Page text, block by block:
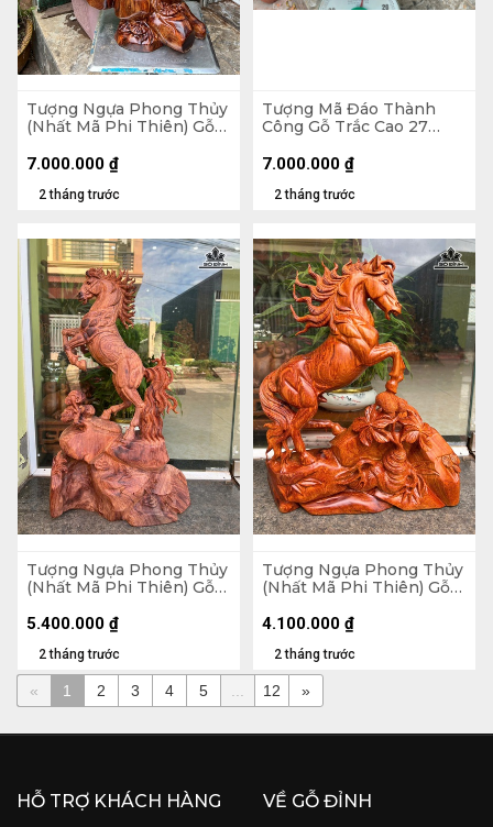
Tượng Ngựa Phong Thủy
(Nhất Mã Phi Thiên) Gỗ
30 (cm)
2 tháng trước
7.000.000 ₫
Tượng Mã Đáo Thành
Công Gỗ Trắc Cao 27
2 tháng trước
7.000.000 ₫
Tượng Ngựa Phong Thủy
(Nhất Mã Phi Thiên) Gỗ
Sâu 15 (cm)
2 tháng trước
5.400.000 ₫
Tượng Ngựa Phong Thủy
(Nhất Mã Phi Thiên) Gỗ
Sâu 15 (cm)
2 tháng trước
4.100.000 ₫
« 1 2 3 4 5 12 »
HỖ TRỢ KHÁCH HÀNG VỀ GỖ ĐỈNH